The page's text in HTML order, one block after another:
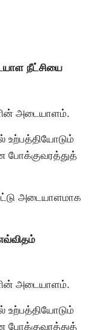
நீட்சியை
அடையாளம்.
உற்பத்தியோடும்
போக்குவரத்துத்
அடையாளமாக
அடையாளம்.
உற்பத்தியோடும்
போக்குவரத்துத்